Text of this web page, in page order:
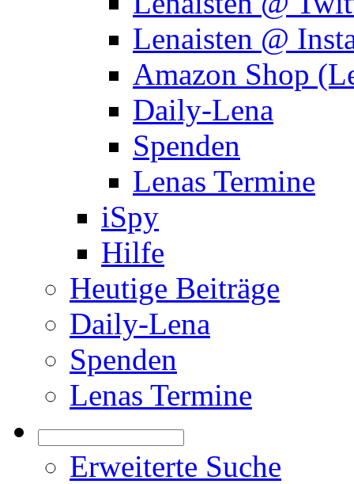
Lenaisten @
Amazon Shop
Daily-Lena
Spenden
Lenas Termine
iSpy
Hilfe
Heutige Beiträge
Daily-Lena
Spenden
Lenas Termine
Erweiterte Suche